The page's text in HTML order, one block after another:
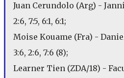
Juan Cerundolo (Arg) -
2:6, 7:5, 6:1, 6:1;
Moise Kouame (Fra) -
3:6, 2:6, 7:6 (8);
Learner Tien (ZDA/18) -